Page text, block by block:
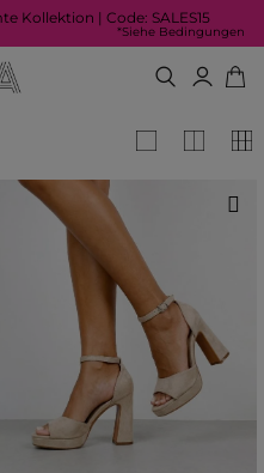
Kollektion | Code: SALES15
*Siehe Bedingungen